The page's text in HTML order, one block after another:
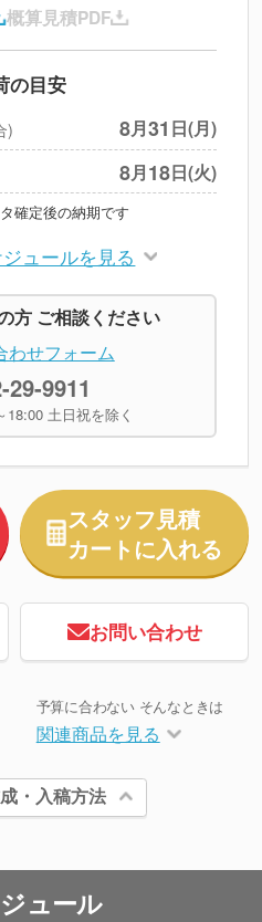
島 別途
※上記小計は税別です
概算見積PDF
の目安
) 8月31 日(月)
8月18日(火)
確定後の納期です
ュールを見る
方 ご相談ください
わせフォーム
29-9911
土日祝を除く
スタッフ見積
カートに入れる
お問い合わせ
予算に合わない そんなときは
関連商品を見る
・入稿方法
ュール